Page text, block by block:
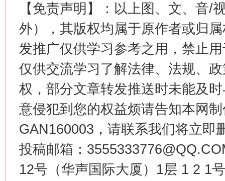
【免责声明】：以上图、文、音/
外），其版权均属于原作者或归
发推广仅供学习参考之用，禁止
仅供交流学习了解法律、法规、
权，部分文章转发推送时未能及
意侵犯到您的权益烦请告知本网
GAN160003，请联系我们将立即
投稿邮箱：
12号（华声国际大厦）1层 1 2 1
这是一记警钟！ 谢
在谋一域中谋全局